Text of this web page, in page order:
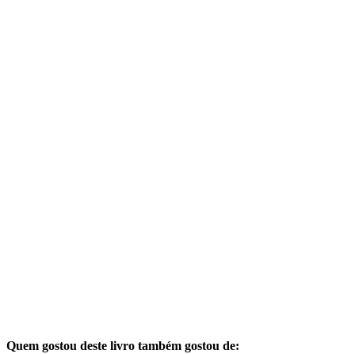
Quem gostou deste livro também gostou de: